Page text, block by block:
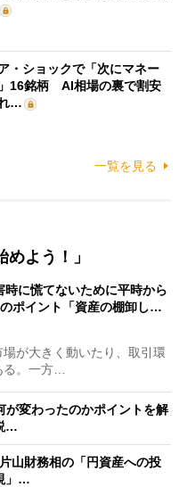
・ショックで「次にマネー
16銘柄 AI相場の裏で割安
…
一覧を見る
よう！」
時に慌てないために平時から
ポイント「資産の棚卸し…
が大きく動いたり、取引環
。一方…
が変わったのかポイントを解
…
山財務相の「円資産への投
」…